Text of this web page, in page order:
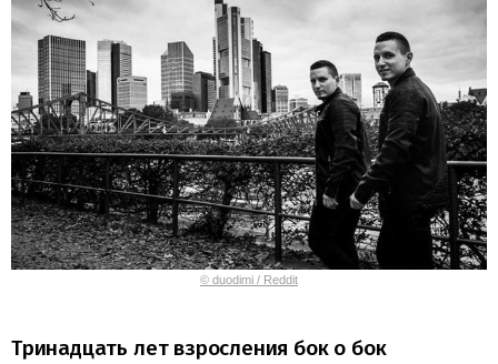
© duodimi / Reddit
Тринадцать лет взросления бок о бок